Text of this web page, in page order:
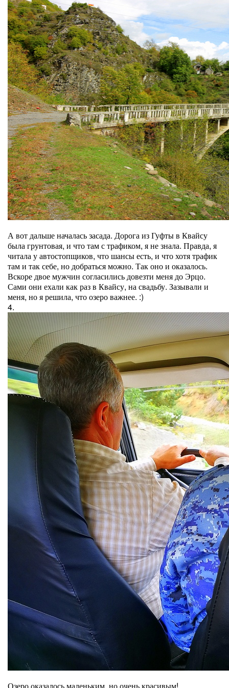
А вот дальше началась засада. Дорога из Гуфты в Квайсу
была грунтовая, и что там с трафиком, я не знала. Правда, я
читала у автостопщиков, что шансы есть, и что хотя трафик
там и так себе, но добраться можно. Так оно и оказалось.
Вскоре двое мужчин согласились довезти меня до Эрцо.
Сами они ехали как раз в Квайсу, на свадьбу. Зазывали и
меня, но я решила, что озеро важнее. :)
4.